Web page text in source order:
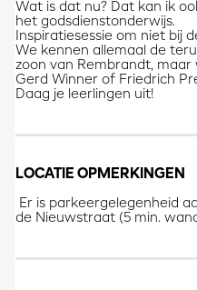
Wat is dat nu? Dat kan ik
het godsdienstonderwijs.
Inspiratiesessie om niet bij
We kennen allemaal de
zoon van Rembrandt,
Gerd Winner of Friedrich
Daag je leerlingen uit!
LOCATIE OPMERKINGEN
Er is parkeergelegenheid
de Nieuwstraat (5 min.